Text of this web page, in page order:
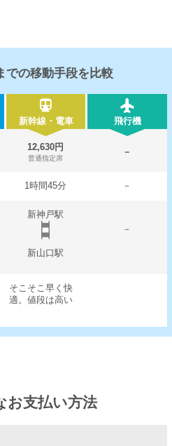
での移動手段を比較
新幹線・電車 飛行機
12,630円
普通指定席
－
1時間45分 －
新神戸駅
－
新山口駅
そこそこ早く快
適。値段は高い
お支払い方法